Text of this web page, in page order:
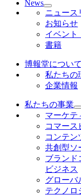
News
ニュース
お知らせ
イベント
書籍
博報堂について
私たちの
企業情報
私たちの事業
マーケテ
コマース
コンテン
共創型ソ
ブランド
ビジネス
グローバ
テクノロ